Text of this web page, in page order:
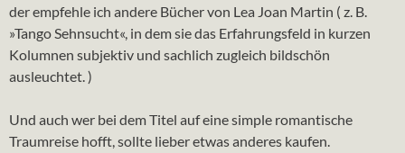
der empfehle ich andere Bücher von Lea Joan Martin ( z. B.
»Tango Sehnsucht«, in dem sie das Erfahrungsfeld in kurzen
Kolumnen subjektiv und sachlich zugleich bildschön
ausleuchtet. )
Und auch wer bei dem Titel auf eine simple romantische
Traumreise hofft, sollte lieber etwas anderes kaufen.